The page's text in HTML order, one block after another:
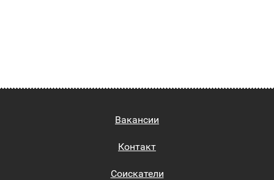
Вакансии
Контакт
Соискатели